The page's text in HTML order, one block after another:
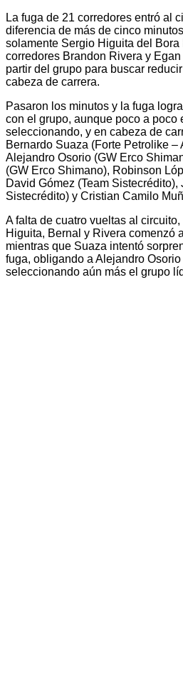
La fuga de 21 corredores entró al
diferencia de más de cinco
solamente Sergio Higuita del Bora
corredores Brandon Rivera y
partir del grupo para buscar
cabeza de carrera.
Pasaron los minutos y la fuga
con el grupo, aunque poco a poco
seleccionando, y en cabeza de
Bernardo Suaza (Forte Petrolike –
Alejandro Osorio (GW Erco
(GW Erco Shimano), Robinson
David Gómez (Team Sistecrédito),
Sistecrédito) y Cristian Camilo
A falta de cuatro vueltas al
Higuita, Bernal y Rivera comenzó
mientras que Suaza intentó
fuga, obligando a Alejandro
seleccionando aún más el grupo